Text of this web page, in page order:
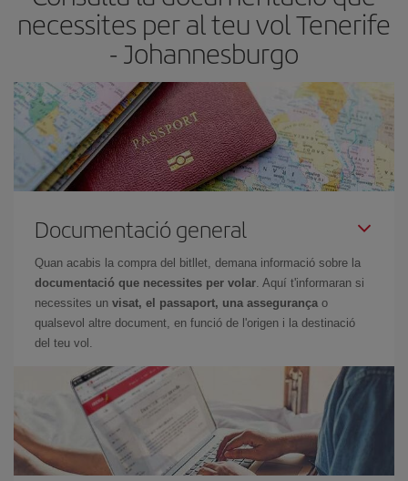
necessites per al teu vol Tenerife
- Johannesburgo
Documentació general
Quan acabis la compra del bitllet, demana informació sobre la
documentació que necessites per volar. Aquí t'informaran si
necessites un visat, el passaport, una assegurança o
qualsevol altre document, en funció de l'origen i la destinació
del teu vol.